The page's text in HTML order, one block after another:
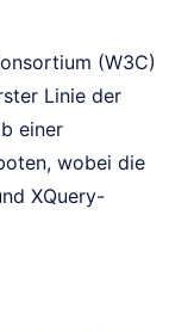
(W3C)
Linie der
einer
wobei die
XQuery-